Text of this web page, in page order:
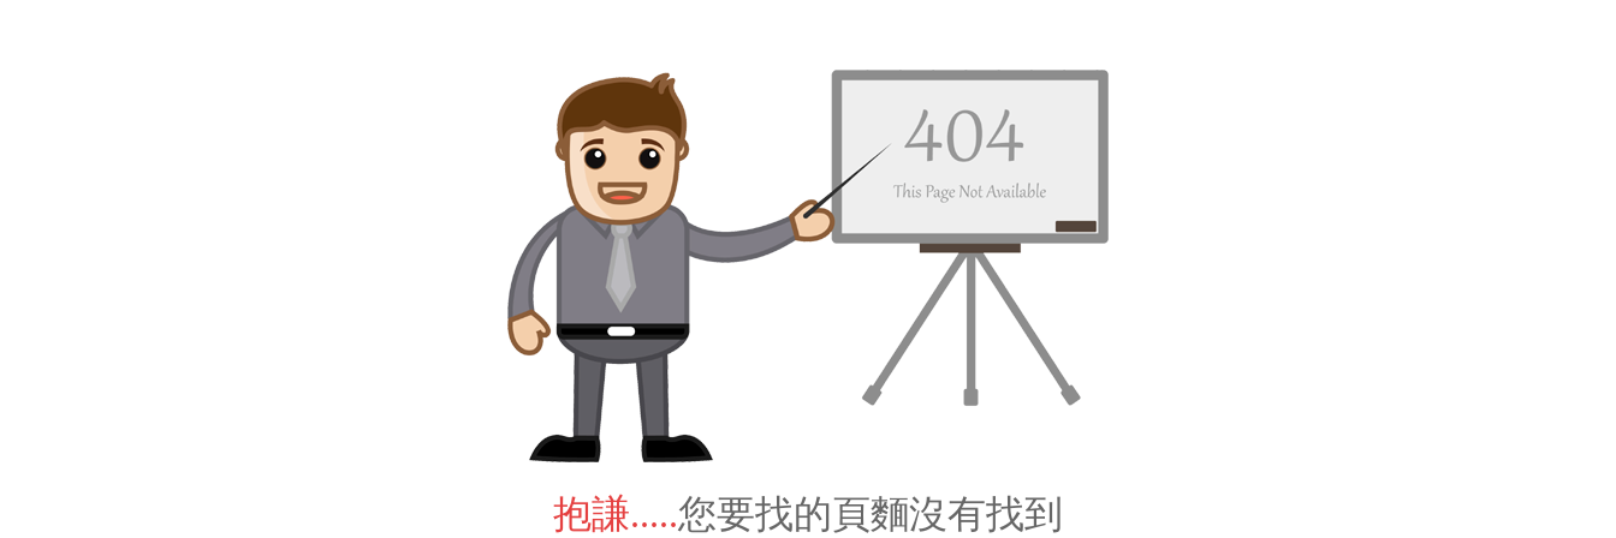
抱謙.....您要找的頁麵沒有找到